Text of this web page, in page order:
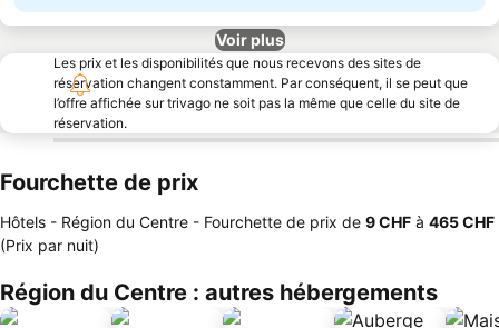
Voir plus
Les prix et les disponibilités que nous recevons des sites de
réservation changent constamment. Par conséquent, il se peut que
l’offre affichée sur trivago ne soit pas la même que celle du site de
réservation.
Fourchette de prix
Hôtels - Région du Centre - Fourchette de prix de ‎9 CHF à ‎465 CHF
(Prix par nuit)
Région du Centre : autres hébergements